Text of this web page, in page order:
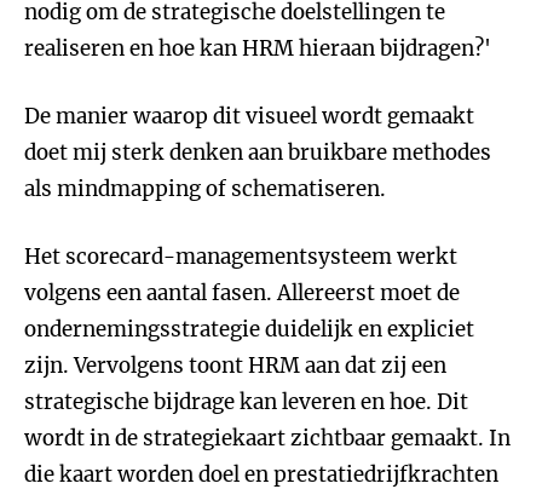
nodig om de strategische doelstellingen te
realiseren en hoe kan HRM hieraan bijdragen?'
De manier waarop dit visueel wordt gemaakt
doet mij sterk denken aan bruikbare methodes
als mindmapping of schematiseren.
Het scorecard-managementsysteem werkt
volgens een aantal fasen. Allereerst moet de
ondernemingsstrategie duidelijk en expliciet
zijn. Vervolgens toont HRM aan dat zij een
strategische bijdrage kan leveren en hoe. Dit
wordt in de strategiekaart zichtbaar gemaakt. In
die kaart worden doel en prestatiedrijfkrachten